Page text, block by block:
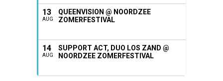
13
AUG
QUEENVISION @ NOORDZEE
ZOMERFESTIVAL
14
AUG
SUPPORT ACT, DUO LOS ZAND @
NOORDZEE ZOMERFESTIVAL